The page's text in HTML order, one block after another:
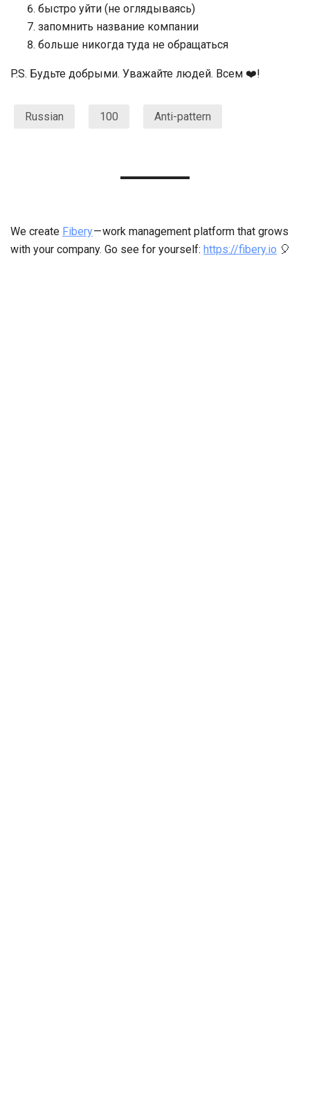
быстро уйти (не оглядываясь)
запомнить название компании
больше никогда туда не обращаться
P.S. Будьте добрыми. Уважайте людей. Всем ❤️!
Russian 100 Anti-pattern
We create Fibery— work management platform that grows
with your company. Go see for yourself: https://fibery.io 🎈